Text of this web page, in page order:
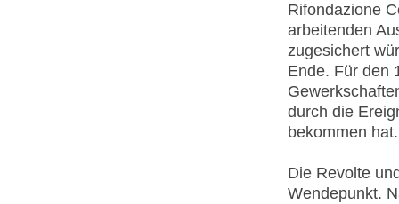
Rifondazione
arbeitenden
zugesichert
Ende. Für den
durch die
bekommen hat.
Die Revolte
Wendepunkt.